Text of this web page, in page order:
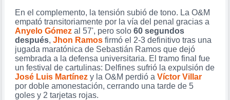
En el complemento, la tensión subió de tono. La O&M
empató transitoriamente por la vía del penal gracias a
Anyelo Gómezal 57', pero solo 60 segundos
después, Jhon Ramosfirmó el 2-3 definitivo tras una
jugada maratónica de Sebastián Ramos que dejó
sembrada a la defensa universitaria. El tramo final fue
un festival de cartulinas: Delfines sufrió la expulsión de
José Luis Martínezy la O&M perdió a Víctor Villar
por doble amonestación, cerrando una tarde de 5
goles y 2 tarjetas rojas.